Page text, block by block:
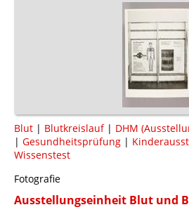
Blut | Blutkreislauf| DHM
| Gesundheitsprüfung |
Wissenstest
Fotografie
Ausstellungseinheit Blut und